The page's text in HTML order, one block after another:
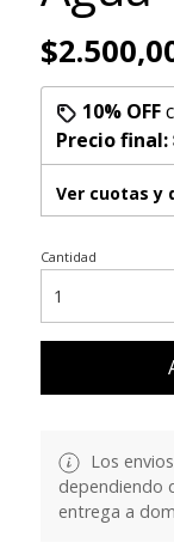
10% OFF
Precio final:
Ver cuotas y
Cantidad
Los
dependiendo
entrega a